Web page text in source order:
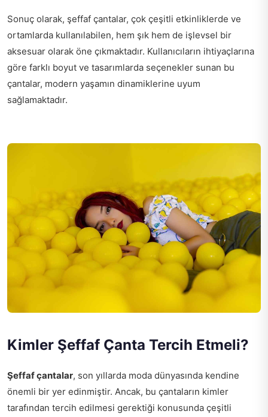
Sonuç olarak, şeffaf çantalar, çok çeşitli etkinliklerde ve
ortamlarda kullanılabilen, hem şık hem de işlevsel bir
aksesuar olarak öne çıkmaktadır. Kullanıcıların ihtiyaçlarına
göre farklı boyut ve tasarımlarda seçenekler sunan bu
çantalar, modern yaşamın dinamiklerine uyum
sağlamaktadır.
Kimler Şeffaf Çanta Tercih Etmeli?
Şeffaf çantalar, son yıllarda moda dünyasında kendine
önemli bir yer edinmiştir. Ancak, bu çantaların kimler
tarafından tercih edilmesi gerektiği konusunda çeşitli